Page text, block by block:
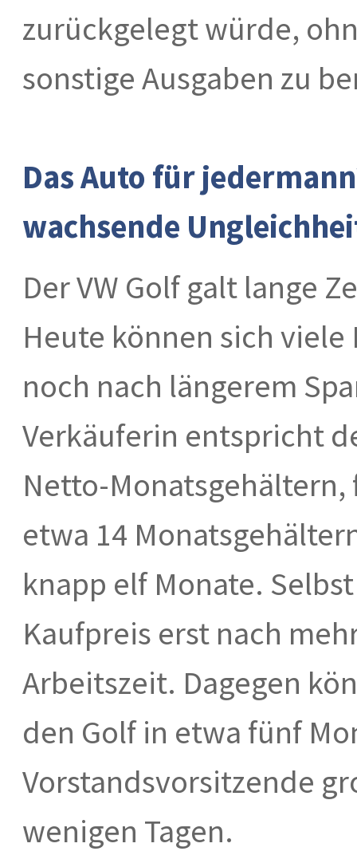
zurückgelegt würde,
sonstige Ausgaben zu
Das Auto für
wachsende
Der VW Golf galt lange
Heute können sich viele
noch nach längerem
Verkäuferin entspricht
Netto-
etwa 14
knapp elf Monate.
Kaufpreis erst nach
Arbeitszeit. Dagegen
den Golf in etwa fünf
Vorstandsvorsitzende
wenigen Tagen.